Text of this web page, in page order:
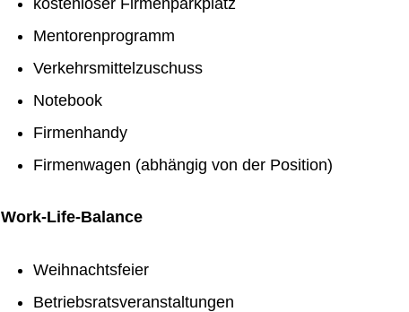
kostenloser Firmenparkplatz
Mentorenprogramm
Verkehrsmittelzuschuss
Notebook
Firmenhandy
Firmenwagen (abhängig von der Position)
Work-Life-Balance
Weihnachtsfeier
Betriebsratsveranstaltungen